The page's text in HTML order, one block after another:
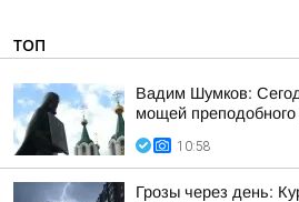
ТОП
Вадим Шумков:
мощей
10:58
Грозы через день: